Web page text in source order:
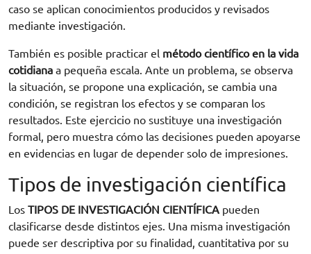
caso se aplican conocimientos producidos y revisados
mediante investigación.
También es posible practicar el método científico en la vida
cotidiana a pequeña escala. Ante un problema, se observa
la situación, se propone una explicación, se cambia una
condición, se registran los efectos y se comparan los
resultados. Este ejercicio no sustituye una investigación
formal, pero muestra cómo las decisiones pueden apoyarse
en evidencias en lugar de depender solo de impresiones.
Tipos de investigación científica
Los TIPOS DE INVESTIGACIÓN CIENTÍFICA pueden
clasificarse desde distintos ejes. Una misma investigación
puede ser descriptiva por su finalidad, cuantitativa por su
Solicita información